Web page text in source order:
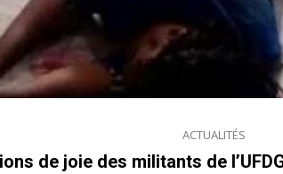
ACTUALITÉS
de joie des militants de